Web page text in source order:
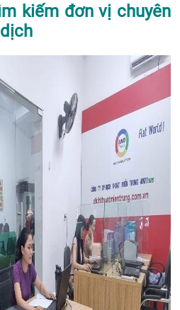
kiếm đơn vị chuyên